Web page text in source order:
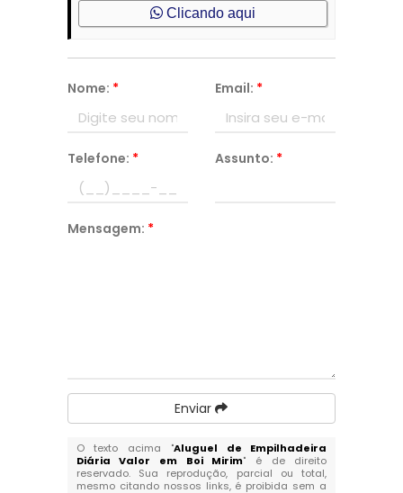
Clicando aqui
Nome: * Email: *
Telefone: * Assunto: *
Mensagem: *
Enviar
O texto acima "Aluguel de Empilhadeira
Diária Valor em Boi Mirim" é de direito
reservado. Sua reprodução, parcial ou total,
mesmo citando nossos links, é proibida sem a